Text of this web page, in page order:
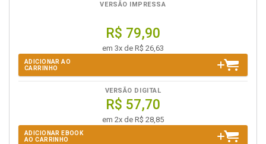
VERSÃO IMPRESSA
R$ 79,90
em 3x de R$ 26,63
ADICIONAR AO
CARRINHO
VERSÃO DIGITAL
R$ 57,70
em 2x de R$ 28,85
ADICIONAR EBOOK
AO CARRINHO